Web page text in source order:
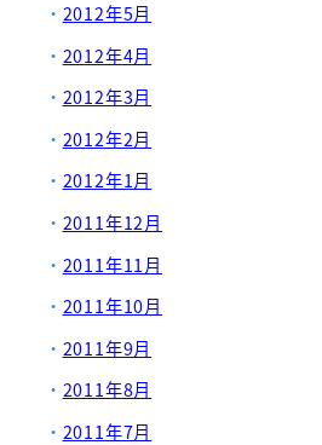
2012年5月
2012年4月
2012年3月
2012年2月
2012年1月
2011年12月
2011年11月
2011年10月
2011年9月
2011年8月
2011年7月